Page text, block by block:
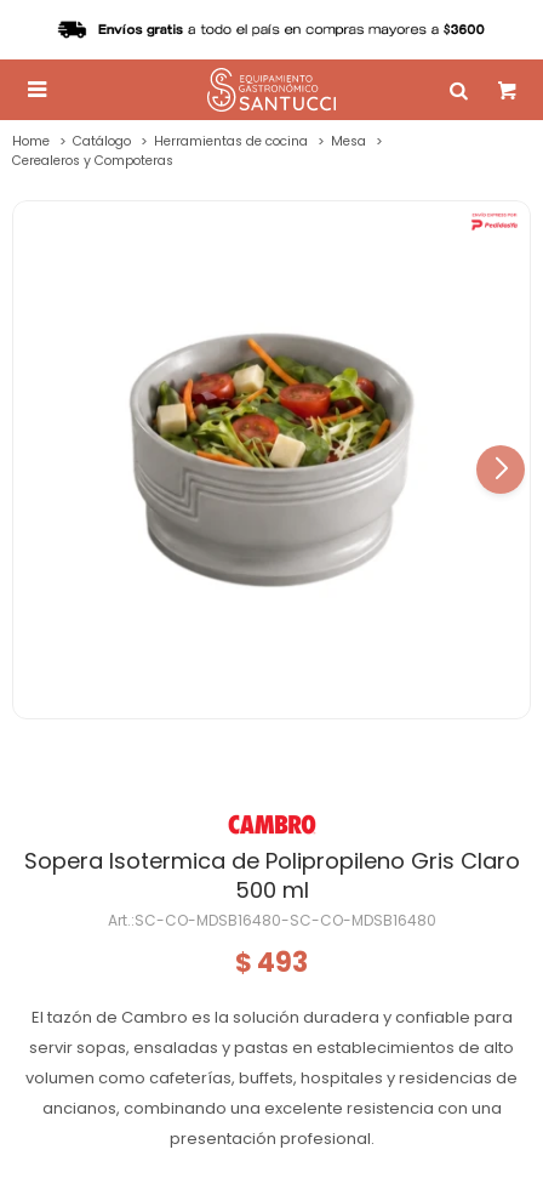

Home Catálogo Herramientas de cocina
Mesa
Cerealeros y Compoteras
Sopera Isotermica de Polipropileno Gris Claro
500 ml
SC-CO-MDSB16480-SC-CO-MDSB16480
$ 493
El tazón de Cambro es la solución duradera y confiable para
servir sopas, ensaladas y pastas en establecimientos de alto
volumen como cafeterías, buffets, hospitales y residencias de
ancianos, combinando una excelente resistencia con una
presentación profesional.